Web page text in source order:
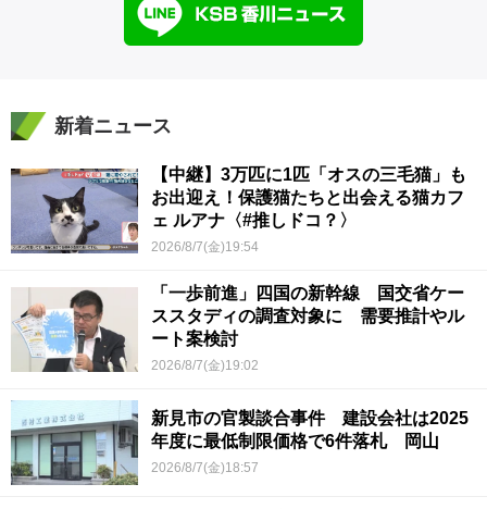
新着ニュース
【中継】3万匹に1匹「オスの三毛猫」も
お出迎え！保護猫たちと出会える猫カフ
ェ ルアナ〈#推しドコ？〉
2026/8/7(金)19:54
「一歩前進」四国の新幹線 国交省ケー
ススタディの調査対象に 需要推計やル
ート案検討
2026/8/7(金)19:02
新見市の官製談合事件 建設会社は2025
年度に最低制限価格で6件落札 岡山
2026/8/7(金)18:57